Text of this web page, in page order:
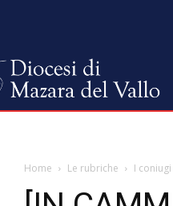
Home Le rubriche I